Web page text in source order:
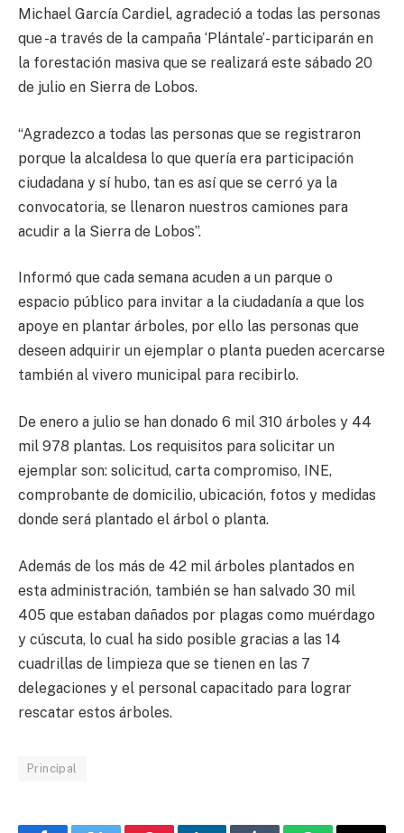
Michael García Cardiel, agradeció a todas las personas
que -a través de la campaña ‘Plántale’- participarán en
la forestación masiva que se realizará este sábado 20
de julio en Sierra de Lobos.
“Agradezco a todas las personas que se registraron
porque la alcaldesa lo que quería era participación
ciudadana y sí hubo, tan es así que se cerró ya la
convocatoria, se llenaron nuestros camiones para
acudir a la Sierra de Lobos”.
Informó que cada semana acuden a un parque o
espacio público para invitar a la ciudadanía a que los
apoye en plantar árboles, por ello las personas que
deseen adquirir un ejemplar o planta pueden acercarse
también al vivero municipal para recibirlo.
De enero a julio se han donado 6 mil 310 árboles y 44
mil 978 plantas. Los requisitos para solicitar un
ejemplar son: solicitud, carta compromiso, INE,
comprobante de domicilio, ubicación, fotos y medidas
donde será plantado el árbol o planta.
Además de los más de 42 mil árboles plantados en
esta administración, también se han salvado 30 mil
405 que estaban dañados por plagas como muérdago
y cúscuta, lo cual ha sido posible gracias a las 14
cuadrillas de limpieza que se tienen en las 7
delegaciones y el personal capacitado para lograr
rescatar estos árboles.
Principal